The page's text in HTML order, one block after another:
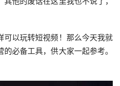
可以玩转短视频！那么今天我就
必备工具，供大家一起参考。